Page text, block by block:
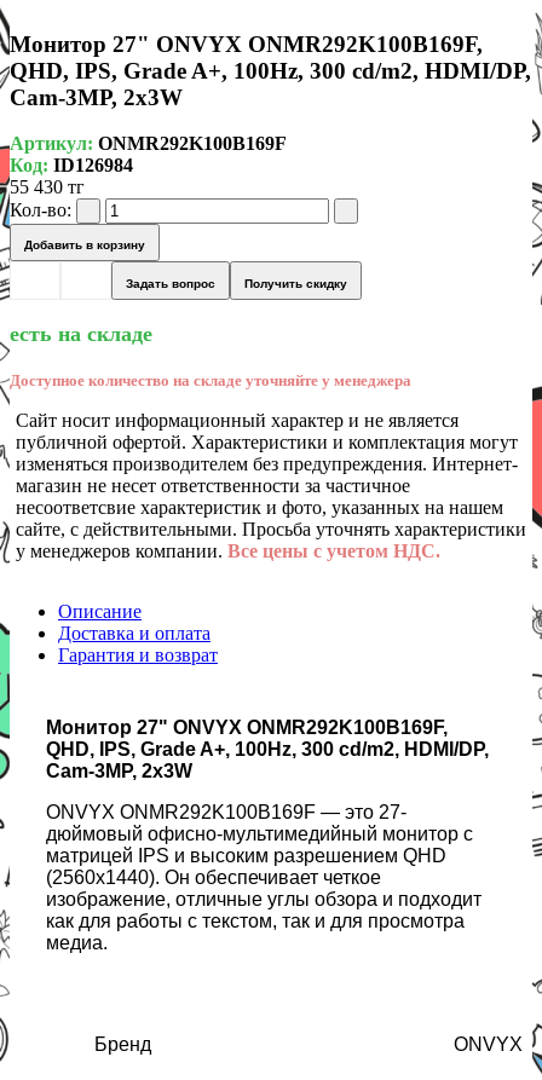
Монитор 27" ONVYX ONMR292K100B169F,
QHD, IPS, Grade A+, 100Hz, 300 cd/m2, HDMI/DP,
Cam-3MP, 2x3W
Артикул: ONMR292K100B169F
Код: ID126984
55 430 тг
Кол-во:
Добавить в корзину
Задать вопрос Получить скидку
есть на складе
Доступное количество на складе уточняйте у менеджера
Сайт носит информационный характер и не является
публичной офертой. Характеристики и комплектация могут
изменяться производителем без предупреждения. Интернет-
магазин не несет ответственности за частичное
несоответсвие характеристик и фото, указанных на нашем
сайте, с действительными. Просьба уточнять характеристики
у менеджеров компании. Все цены с учетом НДС.
Описание
Доставка и оплата
Гарантия и возврат
Монитор 27" ONVYX ONMR292K100B169F,
QHD, IPS, Grade A+, 100Hz, 300 cd/m2, HDMI/DP,
Cam-3MP, 2x3W
ONVYX ONMR292K100B169F — это 27-
дюймовый офисно-мультимедийный монитор с
матрицей IPS и высоким разрешением QHD
(2560x1440). Он обеспечивает четкое
изображение, отличные углы обзора и подходит
как для работы с текстом, так и для просмотра
медиа.
Бренд ONVYX